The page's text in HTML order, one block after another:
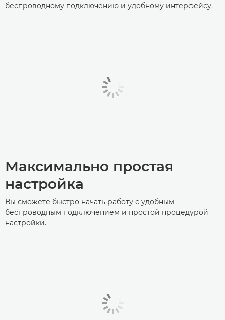
беспроводному подключению и удобному интерфейсу.
Максимально простая
настройка
Вы сможете быстро начать работу с удобным
беспроводным подключением и простой процедурой
настройки.